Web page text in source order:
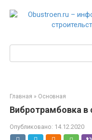
Поиск:
Главная » Основная
Вибротрамбовка в
Опубликовано: 14.12.2020